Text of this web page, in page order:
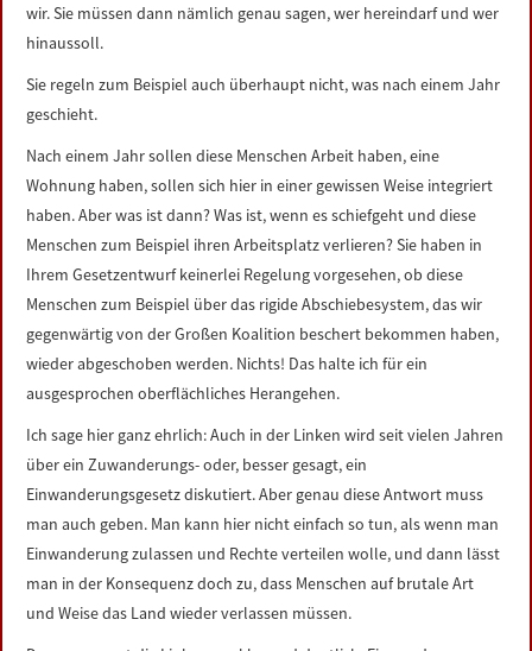
wir. Sie müssen dann nämlich genau sagen, wer hereindarf und wer
hinaussoll.
Sie regeln zum Beispiel auch überhaupt nicht, was nach einem Jahr
geschieht.
Nach einem Jahr sollen diese Menschen Arbeit haben, eine
Wohnung haben, sollen sich hier in einer gewissen Weise integriert
haben. Aber was ist dann? Was ist, wenn es schiefgeht und diese
Menschen zum Beispiel ihren Arbeitsplatz verlieren? Sie haben in
Ihrem Gesetzentwurf keinerlei Regelung vorgesehen, ob diese
Menschen zum Beispiel über das rigide Abschiebesystem, das wir
gegenwärtig von der Großen Koalition beschert bekommen haben,
wieder abgeschoben werden. Nichts! Das halte ich für ein
ausgesprochen oberflächliches Herangehen.
Ich sage hier ganz ehrlich: Auch in der Linken wird seit vielen Jahren
über ein Zuwanderungs- oder, besser gesagt, ein
Einwanderungsgesetz diskutiert. Aber genau diese Antwort muss
man auch geben. Man kann hier nicht einfach so tun, als wenn man
Einwanderung zulassen und Rechte verteilen wolle, und dann lässt
man in der Konsequenz doch zu, dass Menschen auf brutale Art
und Weise das Land wieder verlassen müssen.